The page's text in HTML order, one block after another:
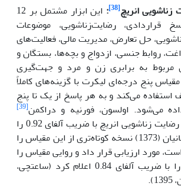
انریچ[38]
:
این ابزار مشتمل بر 12
قراردادی، رضایت‌زناشویی، موضوعات
حل تعارض، مدیریت مالی، فعالیت‌های
روابط جنسی، ازدواج و بچه‌ها، بستگان و
مربوط به برابری زن و مرد و جهت‌گیری
پنج درجه‌ای لیکرت با گزینه‌های کاملاً
استفاده می‌کند و به هر پاسخ از یک تا پنج
می‌شود. اولسون، فورنیه و دراکمن[39]
(1987) پرسشنامه رضایت زناشویی انریچ با ضریب آلفای 0.92 را
ایجاد کردند. سلیمانیان (1373) نسخه کوتاه‌تری از این مقیاس را
47 گویه است، مورد ارزیابی قرار داد و روایی مقیاس را
تایید و پایایی آن را با ضریب آلفای 0.84 اعلام کرد (ساعتچی،